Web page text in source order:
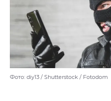
Фото: diy13 / Shutterstock / Fotodom